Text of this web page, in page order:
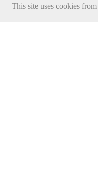
This site uses cookies